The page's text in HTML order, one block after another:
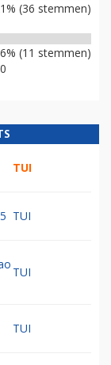
(36 stemmen)
6% (11 stemmen)
TUI
TUI
TUI
TUI